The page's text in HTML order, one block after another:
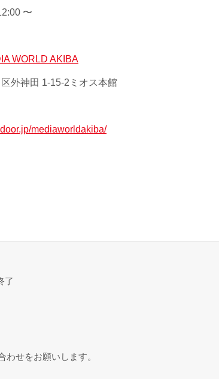
〜
WORLD AKIBA
外神田 1-15-2ミオス本館
mediaworldakiba/
了
せをお願いします。